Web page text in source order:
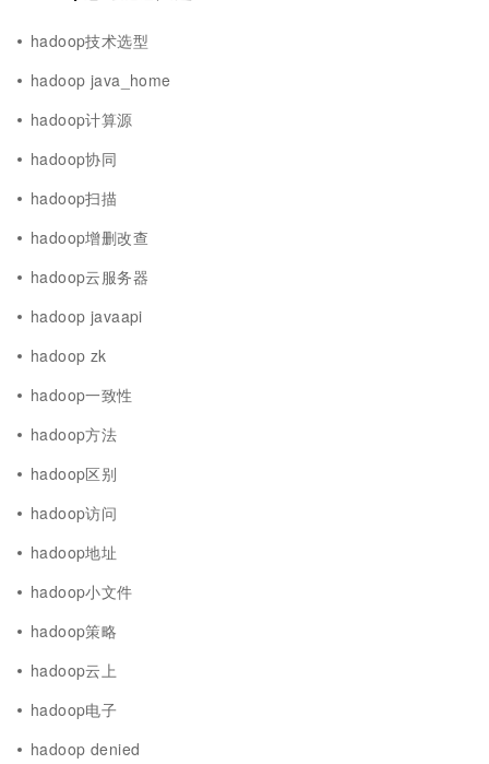
hadoop技术选型
hadoop java_home
hadoop计算源
hadoop协同
hadoop扫描
hadoop增删改查
hadoop云服务器
hadoop javaapi
hadoop zk
hadoop一致性
hadoop方法
hadoop区别
hadoop访问
hadoop地址
hadoop小文件
hadoop策略
hadoop云上
hadoop电子
hadoop denied